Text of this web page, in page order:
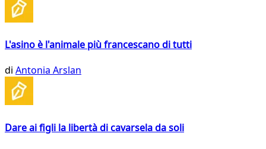
L'asino è l'animale più francescano di tutti
di Antonia Arslan
Dare ai figli la libertà di cavarsela da soli